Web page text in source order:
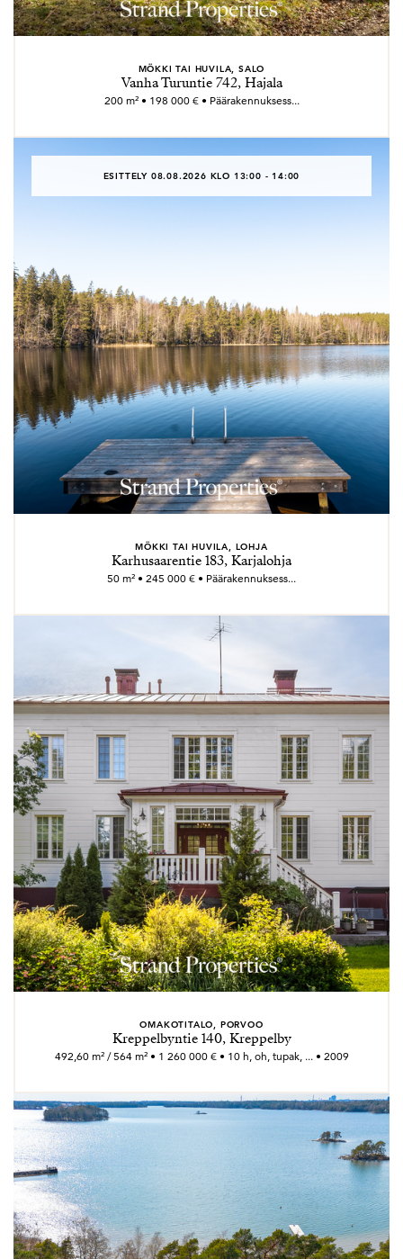
MÖKKI TAI HUVILA, SALO
Vanha Turuntie 742, Hajala
200 m² • 198 000 € • Päärakennuksess...
MÖKKI TAI HUVILA, LOHJA
Karhusaarentie 183, Karjalohja
50 m² • 245 000 € • Päärakennuksess...
ESITTELY 08.08.2026 KLO 13:00 - 14:00
OMAKOTITALO, PORVOO
Kreppelbyntie 140, Kreppelby
492,60 m² / 564 m² • 1 260 000 € • 10 h, oh, tupak, ... • 2009